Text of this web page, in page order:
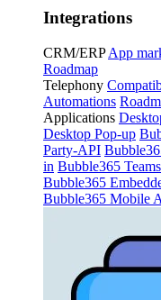
Integrations
CRM/ERP App
Roadmap
Telephony
Automations
Applications
Desktop Pop-up
Party-API
in Bubble365
Bubble365
Bubble365 Mobile